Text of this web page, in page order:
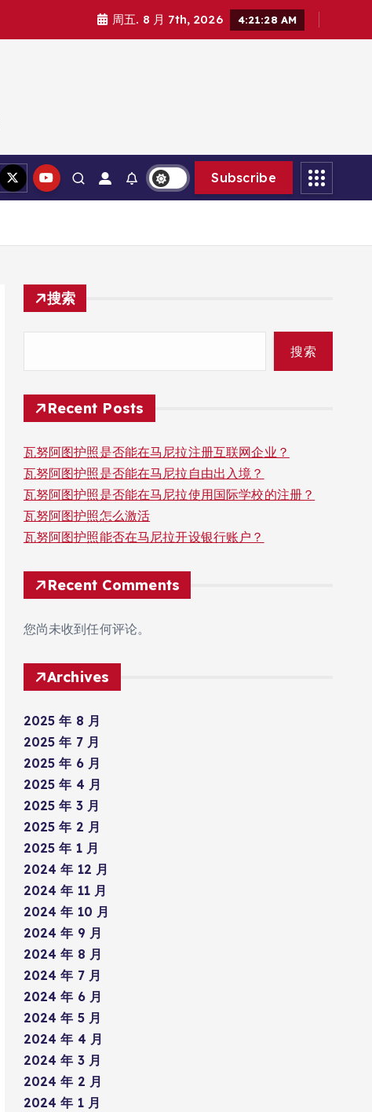
周五. 8 月 7th, 2026 4:21:30 AM
Subscribe
搜索
搜索
Recent Posts
瓦努阿图护照是否能在马尼拉注册互联网企业？
瓦努阿图护照是否能在马尼拉自由出入境？
瓦努阿图护照是否能在马尼拉使用国际学校的注册？
瓦努阿图护照怎么激活
瓦努阿图护照能否在马尼拉开设银行账户？
Recent Comments
您尚未收到任何评论。
Archives
2025 年 8 月
2025 年 7 月
2025 年 6 月
2025 年 4 月
2025 年 3 月
2025 年 2 月
2025 年 1 月
2024 年 12 月
2024 年 11 月
2024 年 10 月
2024 年 9 月
2024 年 8 月
2024 年 7 月
2024 年 6 月
2024 年 5 月
2024 年 4 月
2024 年 3 月
2024 年 2 月
2024 年 1 月